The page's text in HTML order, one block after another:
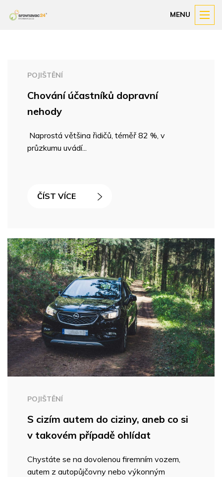
MENU
POJIŠTĚNÍ
Chování účastníků dopravní
nehody
Naprostá většina řidičů, téměř 82 %, v
průzkumu uvádí...
ČÍST VÍCE
POJIŠTĚNÍ
S cizím autem do ciziny, aneb co si
v takovém případě ohlídat
Chystáte se na dovolenou firemním vozem,
autem z autopůjčovny nebo výkonným